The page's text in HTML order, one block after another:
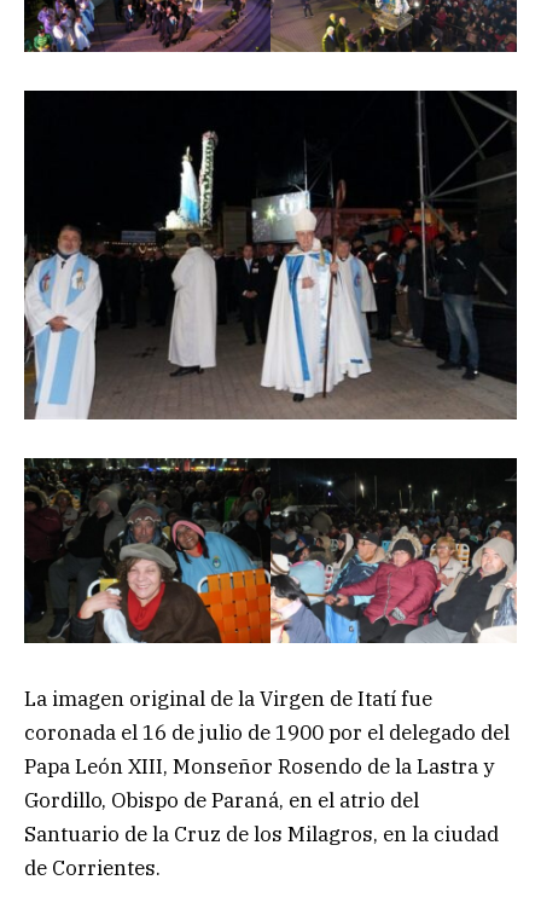
La imagen original de la Virgen de Itatí fue
coronada el 16 de julio de 1900 por el delegado del
Papa León XIII, Monseñor Rosendo de la Lastra y
Gordillo, Obispo de Paraná, en el atrio del
Santuario de la Cruz de los Milagros, en la ciudad
de Corrientes.